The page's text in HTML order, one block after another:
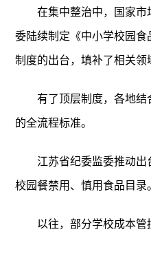
在集中整治中，国家市
委陆续制定《中小学校园
制度的出台，填补了相关领
有了顶层制度，各地
的全流程标准。
江苏省纪委监委推动
校园餐禁用、慎用食品目录。
以往，部分学校成本管